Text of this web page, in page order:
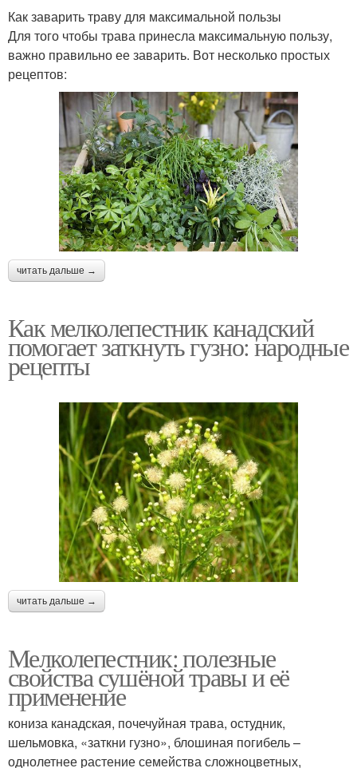
Как заварить траву для максимальной пользы
Для того чтобы трава принесла максимальную пользу,
важно правильно ее заварить. Вот несколько простых
рецептов:
читать дальше →
Как мелколепестник канадский
помогает заткнуть гузно: народные
рецепты
читать дальше →
Мелколепестник: полезные
свойства сушёной травы и её
применение
кониза канадская, почечуйная трава, остудник,
шельмовка, «заткни гузно», блошиная погибель –
однолетнее растение семейства сложноцветных,